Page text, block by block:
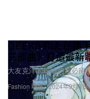
Fashion 時裝
GEEKS RULE 攜
三部曲》打造最新
大友克洋的粉絲們務必留
2024年9月3日